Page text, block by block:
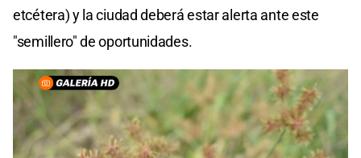
etcétera) y la ciudad deberá estar alerta ante este
"semillero" de oportunidades.